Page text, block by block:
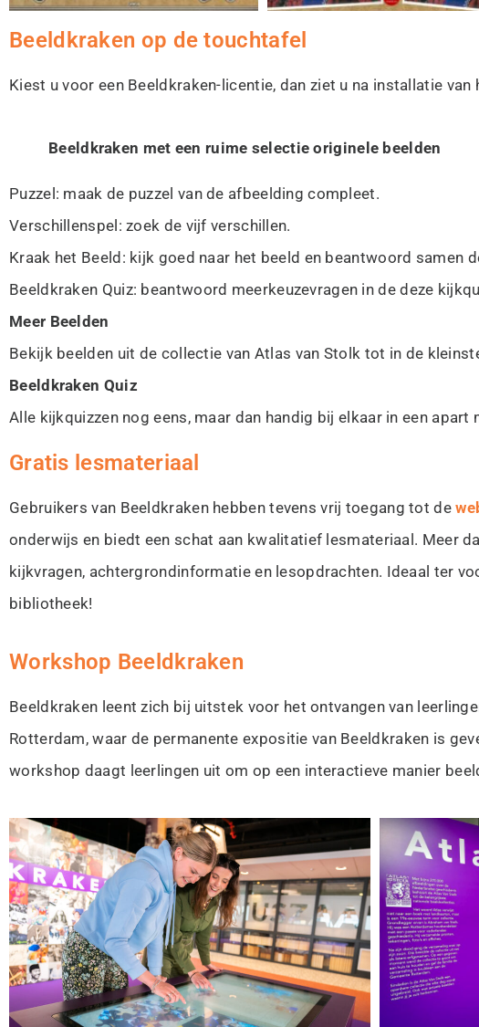
Beeldkraken op de touchtafel
Kiest u voor een Beeldkraken-licentie, dan ziet u na installatie van
Beeldkraken met een ruime selectie originele beelden
Puzzel: maak de puzzel van de afbeelding compleet.
Verschillenspel: zoek de vijf verschillen.
Kraak het Beeld: kijk goed naar het beeld en beantwoord samen
Beeldkraken Quiz: beantwoord meerkeuzevragen in de deze
Meer Beelden
Bekijk beelden uit de collectie van Atlas van Stolk tot in de
Beeldkraken Quiz
Alle kijkquizzen nog eens, maar dan handig bij elkaar in een
Gratis lesmateriaal
Gebruikers van Beeldkraken hebben tevens vrij toegang tot de
onderwijs en biedt een schat aan kwalitatief lesmateriaal. Meer
kijkvragen, achtergrondinformatie en lesopdrachten. Ideaal ter
bibliotheek!
Workshop Beeldkraken
Beeldkraken leent zich bij uitstek voor het ontvangen van
Rotterdam, waar de permanente expositie van Beeldkraken is
workshop daagt leerlingen uit om op een interactieve manier